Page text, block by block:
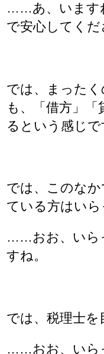
……あ、います
で安心してくだ
では、まった
も、「借方」
るという感じで
では、このなか
ている方はい
……おお、いら
すね。
では、税理士を
……おお、いら